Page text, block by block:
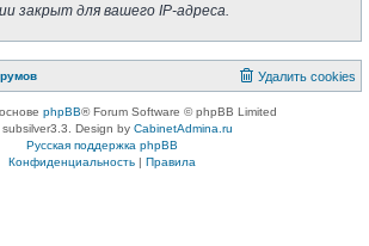
закрыт для вашего IP-адреса.
Удалить cookies
phpBB® Forum Software © phpBB Limited
subsilver3.3. Design by CabinetAdmina.ru
Русская поддержка phpBB
Конфиденциальность| Правила